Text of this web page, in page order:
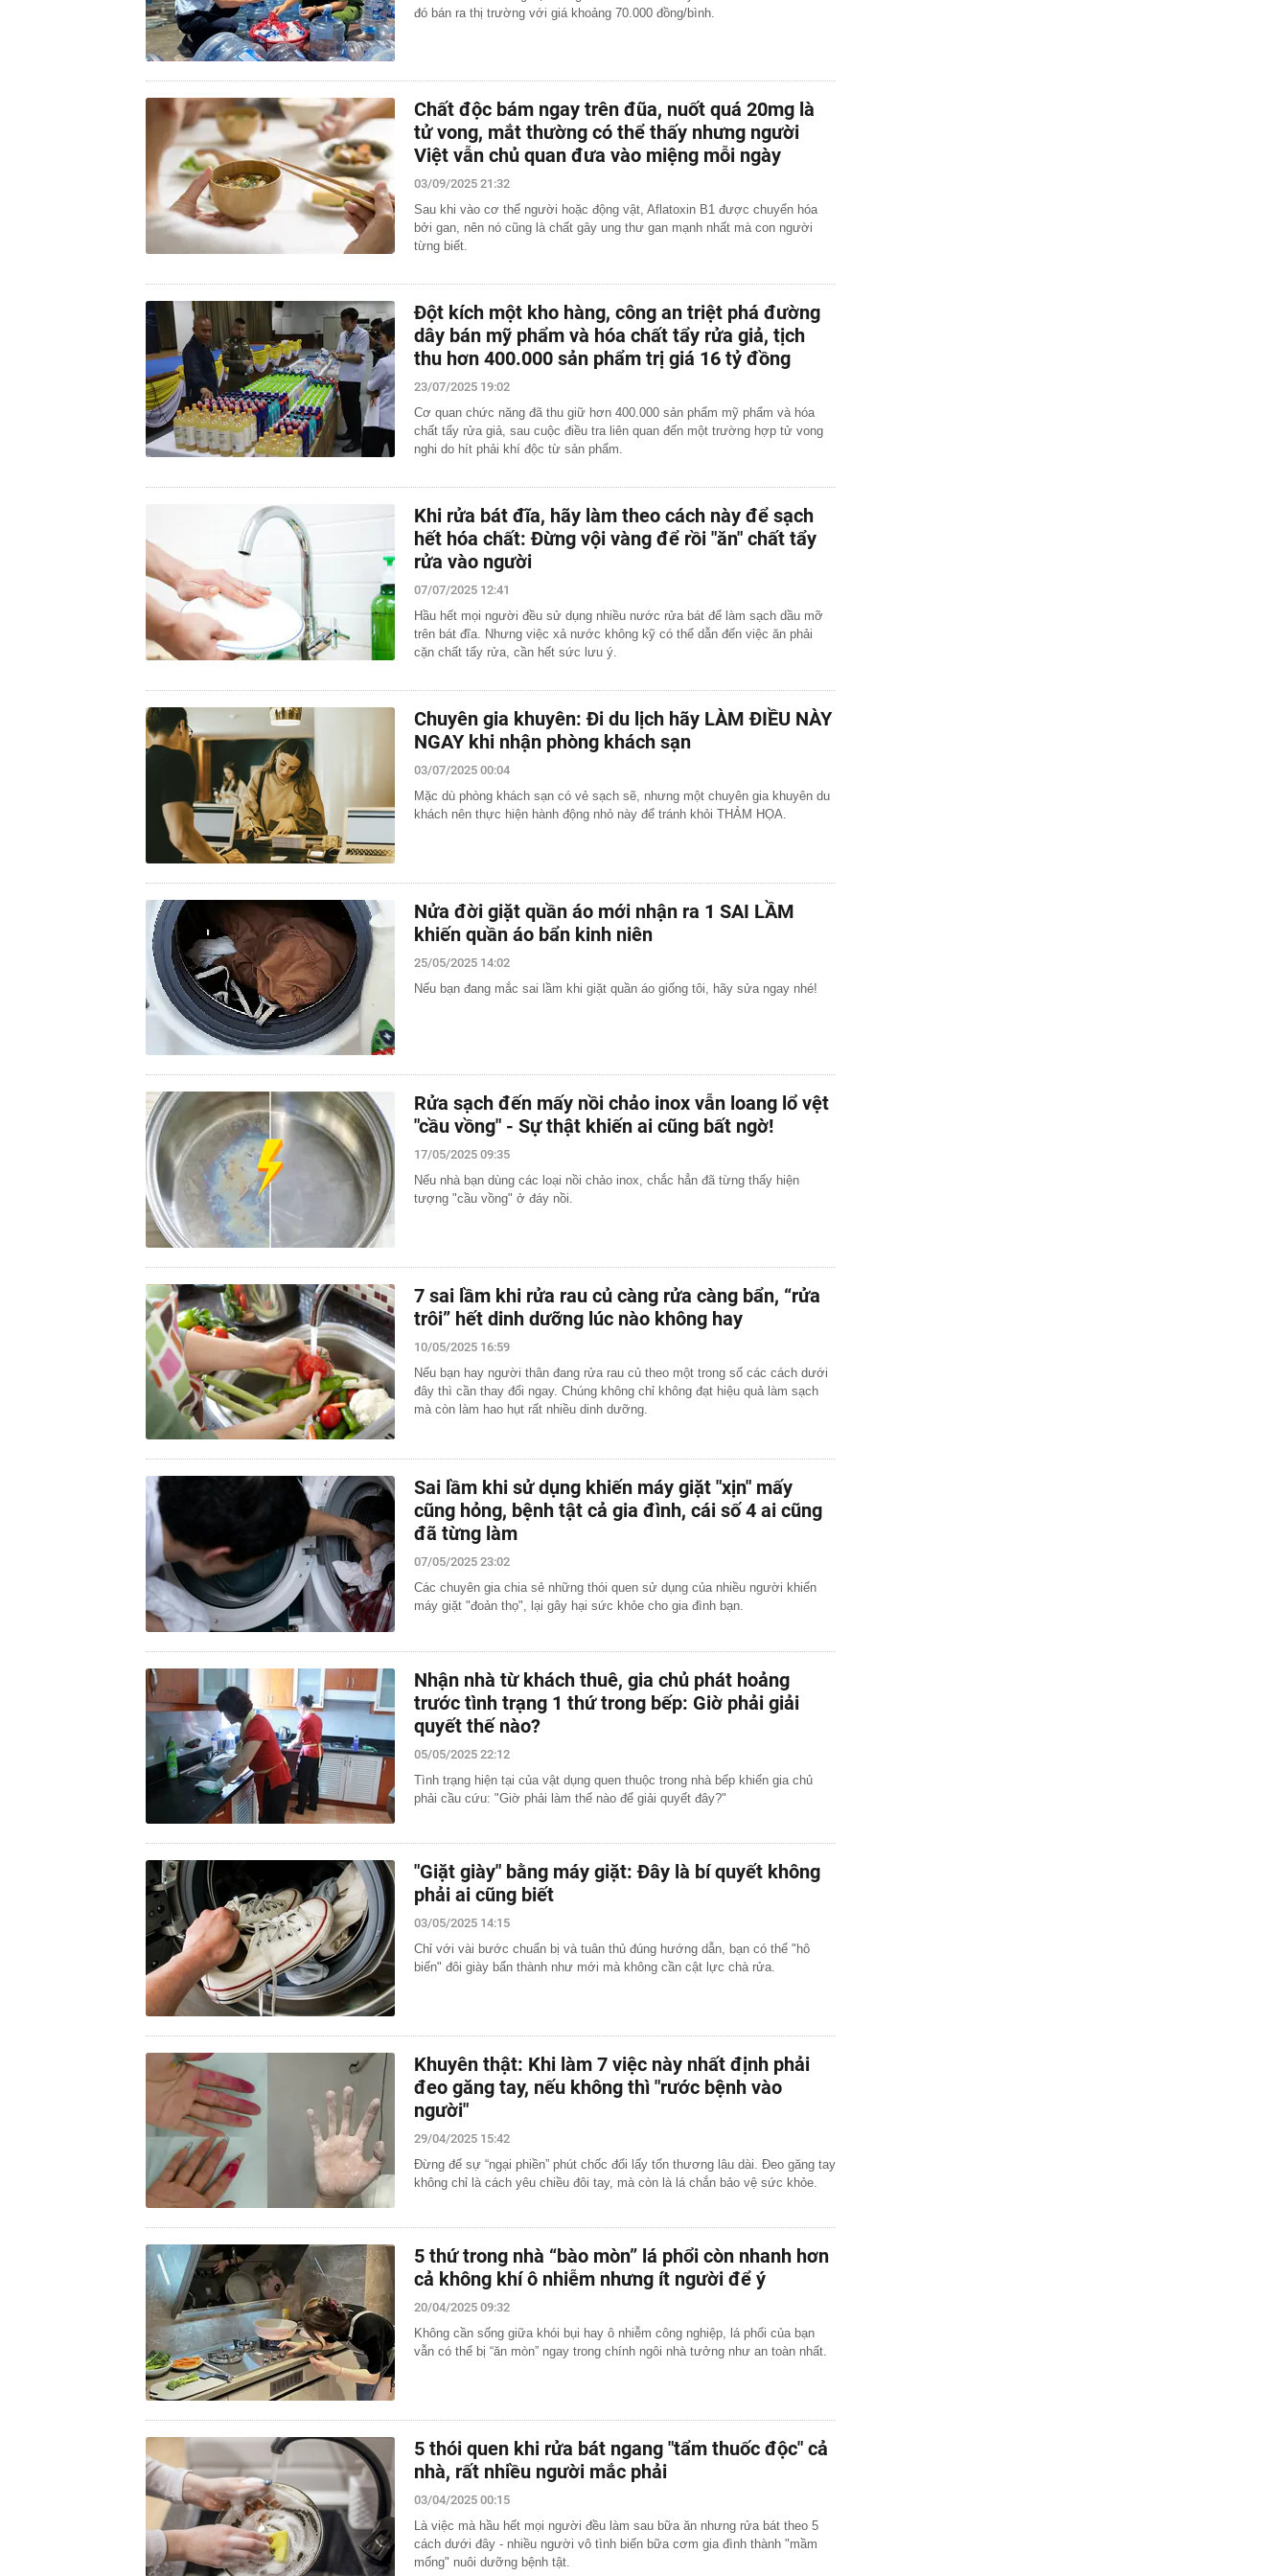
đó bán ra thị trường với giá khoảng 70.000 đồng/bình.
Chất độc bám ngay trên đũa, nuốt quá 20mg là
tử vong, mắt thường có thể thấy nhưng người
Việt vẫn chủ quan đưa vào miệng mỗi ngày
03/09/2025 21:32
Sau khi vào cơ thể người hoặc động vật, Aflatoxin B1 được chuyển hóa
bởi gan, nên nó cũng là chất gây ung thư gan mạnh nhất mà con người
từng biết.
Đột kích một kho hàng, công an triệt phá đường
dây bán mỹ phẩm và hóa chất tẩy rửa giả, tịch
thu hơn 400.000 sản phẩm trị giá 16 tỷ đồng
23/07/2025 19:02
Cơ quan chức năng đã thu giữ hơn 400.000 sản phẩm mỹ phẩm và hóa
chất tẩy rửa giả, sau cuộc điều tra liên quan đến một trường hợp tử vong
nghi do hít phải khí độc từ sản phẩm.
Khi rửa bát đĩa, hãy làm theo cách này để sạch
hết hóa chất: Đừng vội vàng để rồi "ăn" chất tẩy
rửa vào người
07/07/2025 12:41
Hầu hết mọi người đều sử dụng nhiều nước rửa bát để làm sạch dầu mỡ
trên bát đĩa. Nhưng việc xả nước không kỹ có thể dẫn đến việc ăn phải
cặn chất tẩy rửa, cần hết sức lưu ý.
Chuyên gia khuyên: Đi du lịch hãy LÀM ĐIỀU NÀY
NGAY khi nhận phòng khách sạn
03/07/2025 00:04
Mặc dù phòng khách sạn có vẻ sạch sẽ, nhưng một chuyên gia khuyên du
khách nên thực hiện hành động nhỏ này để tránh khỏi THẢM HỌA.
Nửa đời giặt quần áo mới nhận ra 1 SAI LẦM
khiến quần áo bẩn kinh niên
25/05/2025 14:02
Nếu bạn đang mắc sai lầm khi giặt quần áo giống tôi, hãy sửa ngay nhé!
Rửa sạch đến mấy nồi chảo inox vẫn loang lổ vệt
"cầu vồng" - Sự thật khiến ai cũng bất ngờ!
17/05/2025 09:35
Nếu nhà bạn dùng các loại nồi chảo inox, chắc hẳn đã từng thấy hiện
tượng "cầu vồng" ở đáy nồi.
7 sai lầm khi rửa rau củ càng rửa càng bẩn, “rửa
trôi” hết dinh dưỡng lúc nào không hay
10/05/2025 16:59
Nếu bạn hay người thân đang rửa rau củ theo một trong số các cách dưới
đây thì cần thay đổi ngay. Chúng không chỉ không đạt hiệu quả làm sạch
mà còn làm hao hụt rất nhiều dinh dưỡng.
Sai lầm khi sử dụng khiến máy giặt "xịn" mấy
cũng hỏng, bệnh tật cả gia đình, cái số 4 ai cũng
đã từng làm
07/05/2025 23:02
Các chuyên gia chia sẻ những thói quen sử dụng của nhiều người khiến
máy giặt "đoản thọ", lại gây hại sức khỏe cho gia đình bạn.
Nhận nhà từ khách thuê, gia chủ phát hoảng
trước tình trạng 1 thứ trong bếp: Giờ phải giải
quyết thế nào?
05/05/2025 22:12
Tình trạng hiện tại của vật dụng quen thuộc trong nhà bếp khiến gia chủ
phải cầu cứu: "Giờ phải làm thế nào để giải quyết đây?"
"Giặt giày" bằng máy giặt: Đây là bí quyết không
phải ai cũng biết
03/05/2025 14:15
Chỉ với vài bước chuẩn bị và tuân thủ đúng hướng dẫn, bạn có thể "hô
biến" đôi giày bẩn thành như mới mà không cần cật lực chà rửa.
Khuyên thật: Khi làm 7 việc này nhất định phải
đeo găng tay, nếu không thì "rước bệnh vào
người"
29/04/2025 15:42
Đừng để sự “ngại phiền” phút chốc đổi lấy tổn thương lâu dài. Đeo găng tay
không chỉ là cách yêu chiều đôi tay, mà còn là lá chắn bảo vệ sức khỏe.
5 thứ trong nhà “bào mòn” lá phổi còn nhanh hơn
cả không khí ô nhiễm nhưng ít người để ý
20/04/2025 09:32
Không cần sống giữa khói bụi hay ô nhiễm công nghiệp, lá phổi của bạn
vẫn có thể bị “ăn mòn” ngay trong chính ngôi nhà tưởng như an toàn nhất.
5 thói quen khi rửa bát ngang "tẩm thuốc độc" cả
nhà, rất nhiều người mắc phải
03/04/2025 00:15
Là việc mà hầu hết mọi người đều làm sau bữa ăn nhưng rửa bát theo 5
cách dưới đây - nhiều người vô tình biến bữa cơm gia đình thành "mầm
mống" nuôi dưỡng bệnh tật.